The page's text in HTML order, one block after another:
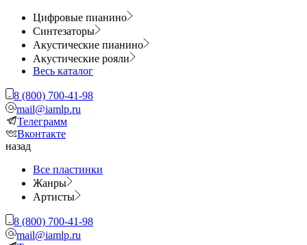
Цифровые пианино
Синтезаторы
Акустические пианино
Акустические рояли
Весь каталог
8 (800) 700-41-98
mail@iamlp.ru
Телеграмм
Вконтакте
назад
Все пластинки
Жанры
Артисты
8 (800) 700-41-98
mail@iamlp.ru